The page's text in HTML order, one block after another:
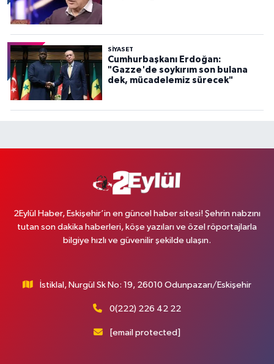
SİYASET
Cumhurbaşkanı Erdoğan:
"Gazze'de soykırım son bulana
dek, mücadelemiz sürecek"
2Eylül Haber, Eskişehir’in en güncel haber sitesi! Şehrin nabzını
tutan son dakika haberleri, köşe yazıları ve özel röportajlarla
bilgiye hızlı ve güvenilir şekilde ulaşın.
İstiklal, Nurgül Sk No: 19, 26010 Odunpazarı/Eskişehir
0(222) 226 42 22
[email protected]